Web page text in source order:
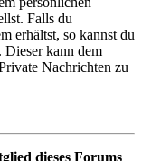
Falls du
erhältst, so kannst du
Dieser kann dem
Nachrichten zu
dieses Forums